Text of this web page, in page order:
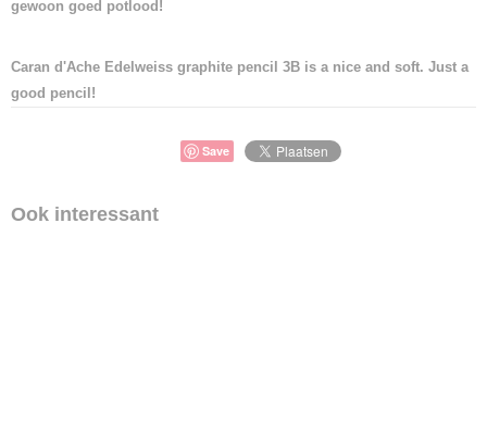
gewoon goed potlood!
Caran d'Ache Edelweiss graphite pencil 3B is a nice and soft. Just a
good pencil!
Save
Ook interessant